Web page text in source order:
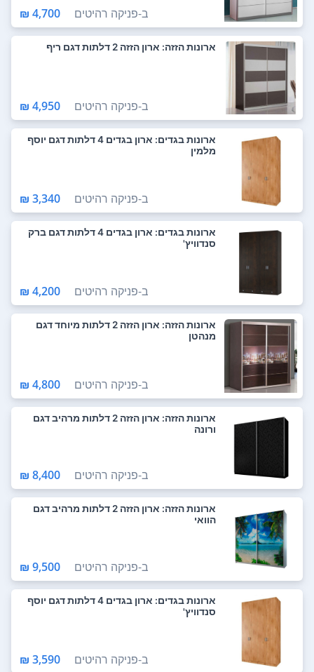
ב-פניקה רהיטים 4,700 ₪
ארונות הזזה: ארון הזזה 2 דלתות דגם ריף
ב-פניקה רהיטים 4,950 ₪
ארונות בגדים: ארון בגדים 4 דלתות דגם יוסף
מלמין
ב-פניקה רהיטים 3,340 ₪
ארונות בגדים: ארון בגדים 4 דלתות דגם ברק
סנדוויץ'
ב-פניקה רהיטים 4,200 ₪
ארונות הזזה: ארון הזזה 2 דלתות מיוחד דגם
מנהטן
ב-פניקה רהיטים 4,800 ₪
ארונות הזזה: ארון הזזה 2 דלתות מרהיב דגם
ורונה
ב-פניקה רהיטים 8,400 ₪
ארונות הזזה: ארון הזזה 2 דלתות מרהיב דגם
הוואי
ב-פניקה רהיטים 9,500 ₪
ארונות בגדים: ארון בגדים 4 דלתות דגם יוסף
סנדוויץ'
ב-פניקה רהיטים 3,590 ₪